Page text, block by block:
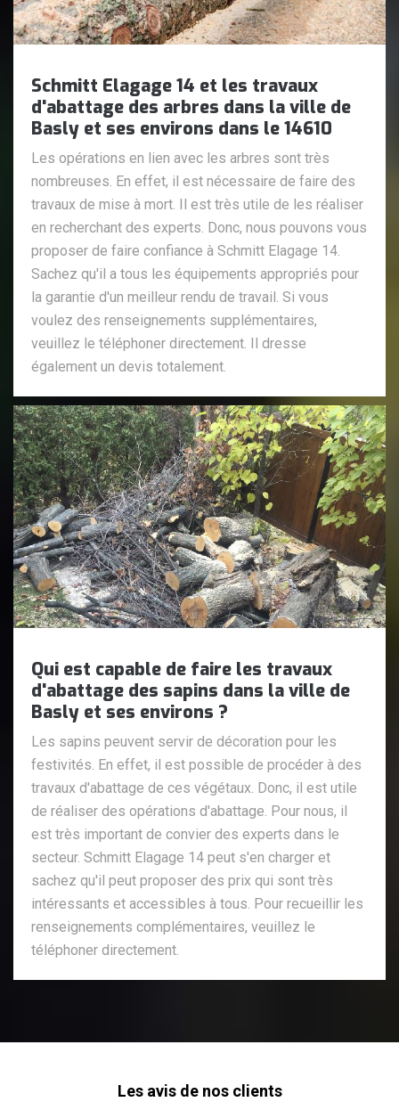
Schmitt Elagage 14 et les travaux
d'abattage des arbres dans la ville de
Basly et ses environs dans le 14610
Les opérations en lien avec les arbres sont très
nombreuses. En effet, il est nécessaire de faire des
travaux de mise à mort. Il est très utile de les réaliser
en recherchant des experts. Donc, nous pouvons vous
proposer de faire confiance à Schmitt Elagage 14.
Sachez qu'il a tous les équipements appropriés pour
la garantie d'un meilleur rendu de travail. Si vous
voulez des renseignements supplémentaires,
veuillez le téléphoner directement. Il dresse
également un devis totalement.
Qui est capable de faire les travaux
d'abattage des sapins dans la ville de
Basly et ses environs ?
Les sapins peuvent servir de décoration pour les
festivités. En effet, il est possible de procéder à des
travaux d'abattage de ces végétaux. Donc, il est utile
de réaliser des opérations d'abattage. Pour nous, il
est très important de convier des experts dans le
secteur. Schmitt Elagage 14 peut s'en charger et
sachez qu'il peut proposer des prix qui sont très
intéressants et accessibles à tous. Pour recueillir les
renseignements complémentaires, veuillez le
téléphoner directement.
Les avis de nos clients